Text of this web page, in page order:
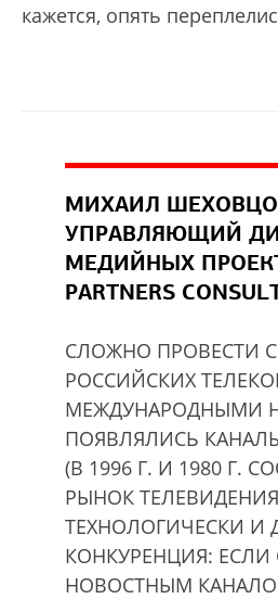
кажется, опять
МИХАИЛ
УПРАВЛЯЮЩИЙ
МЕДИЙНЫХ
PARTNERS
СЛОЖНО ПРОВЕСТИ
РОССИЙСКИХ
МЕЖДУНАРОДНЫМИ
ПОЯВЛЯЛИСЬ КАНАЛЫ
(В 1996 Г. И 1980 Г.
РЫНОК
ТЕХНОЛОГИЧЕСКИ И
КОНКУРЕНЦИЯ:
НОВОСТНЫМ